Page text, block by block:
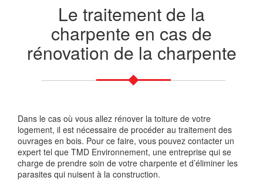
Le traitement de la
charpente en cas de
rénovation de la charpente
Dans le cas où vous allez rénover la toiture de votre
logement, il est nécessaire de procéder au traitement des
ouvrages en bois. Pour ce faire, vous pouvez contacter un
expert tel que TMD Environnement, une entreprise qui se
charge de prendre soin de votre charpente et d’éliminer les
parasites qui nuisent à la construction.